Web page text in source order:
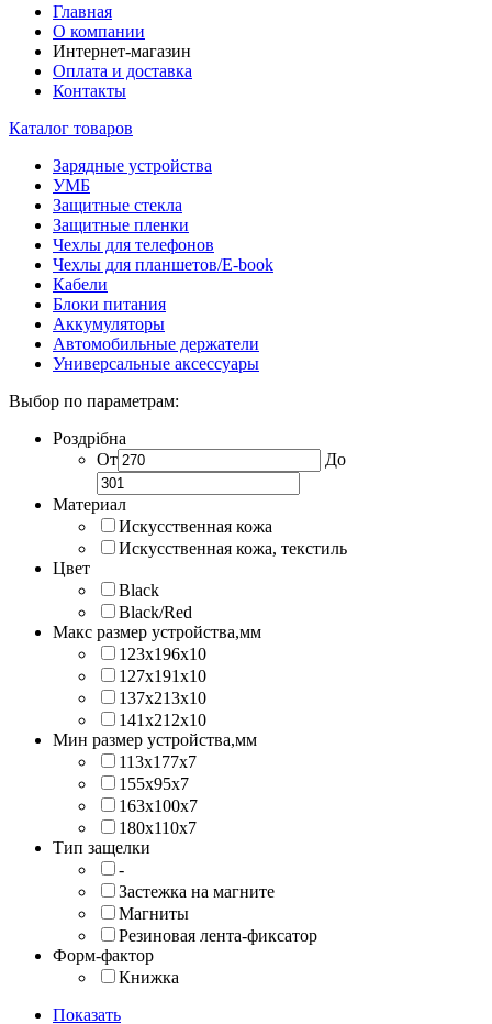
Главная
О компании
Интернет-магазин
Оплата и доставка
Контакты
Каталог товаров
Зарядные устройства
УМБ
Защитные стекла
Защитные пленки
Чехлы для телефонов
Чехлы для планшетов/E-book
Кабели
Блоки питания
Аккумуляторы
Автомобильные держатели
Универсальные аксессуары
Выбор по параметрам:
Роздрібна
От
До
Материал
Искусственная кожа
Искусственная кожа, текстиль
Цвет
Black
Black/Red
Макс размер устройства,мм
123х196х10
127х191х10
137х213х10
141х212х10
Мин размер устройства,мм
113x177x7
155x95x7
163x100x7
180x110x7
Тип защелки
-
Застежка на магните
Магниты
Резиновая лента-фиксатор
Форм-фактор
Книжка
Показать